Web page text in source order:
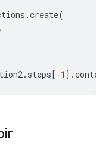
.create(
,
. steps[-1 ] .